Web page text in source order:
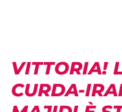
VITTORIA!
CURDA-